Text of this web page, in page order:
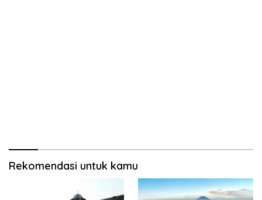
Rekomendasi untuk kamu